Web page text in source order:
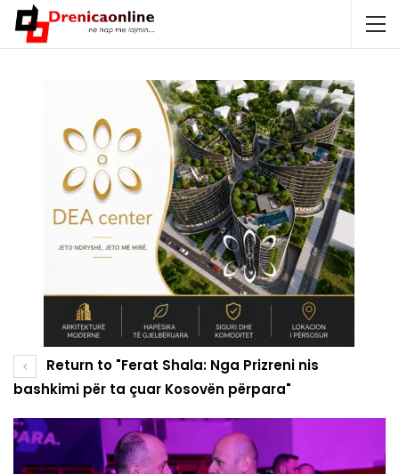
Return to "Ferat Shala: Nga Prizreni nis
bashkimi për ta çuar Kosovën përpara"